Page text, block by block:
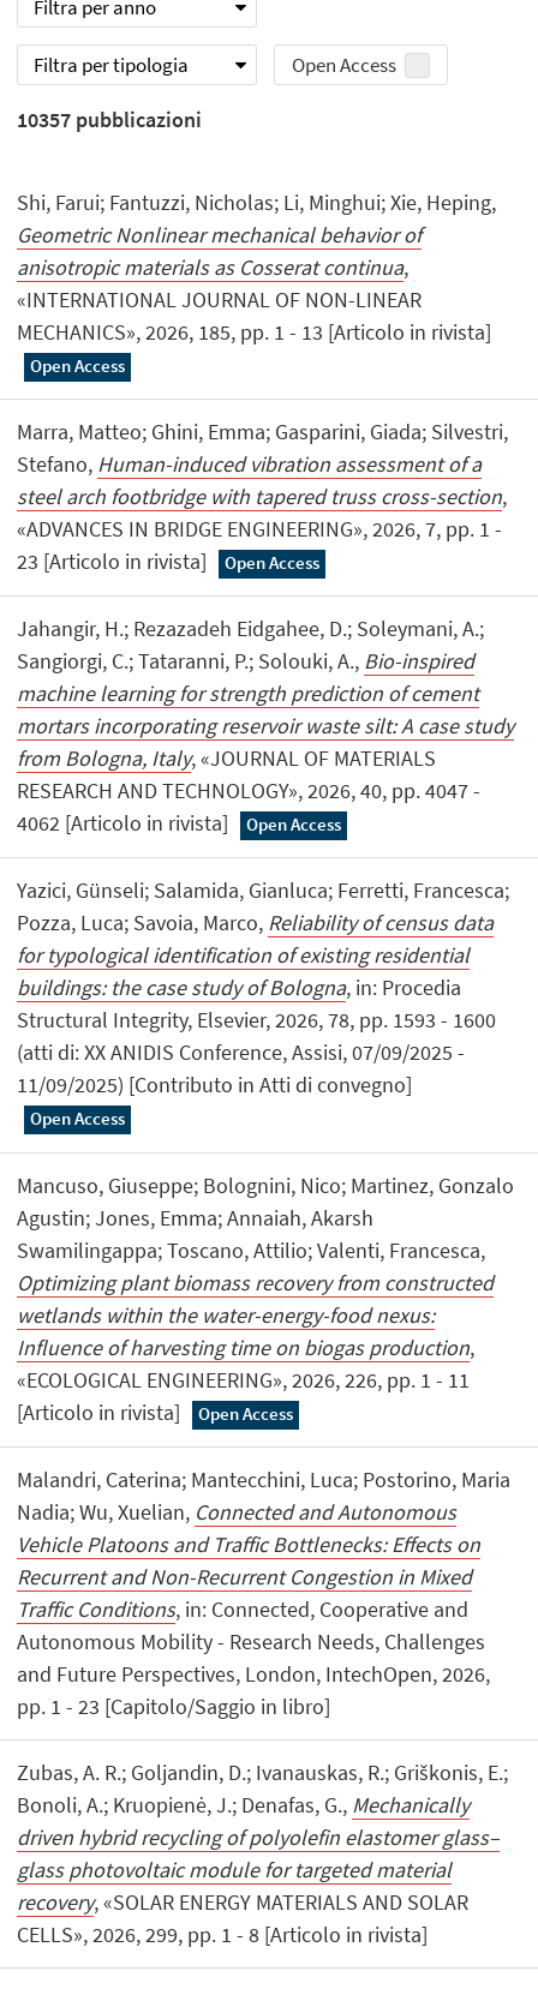
Filtra per anno
Filtra per tipologia Open Access
10357 pubblicazioni
Shi, Farui; Fantuzzi, Nicholas; Li, Minghui; Xie, Heping,
Geometric Nonlinear mechanical behavior of
anisotropic materials as Cosserat continua,
«INTERNATIONAL JOURNAL OF NON-LINEAR
MECHANICS», 2026, 185, pp. 1 - 13 [Articolo in rivista]
Open Access
Marra, Matteo; Ghini, Emma; Gasparini, Giada; Silvestri,
Stefano, Human-induced vibration assessment of a
steel arch footbridge with tapered truss cross-section,
«ADVANCES IN BRIDGE ENGINEERING», 2026, 7, pp. 1 -
23 [Articolo in rivista]
Open Access
Jahangir, H.; Rezazadeh Eidgahee, D.; Soleymani, A.;
Sangiorgi, C.; Tataranni, P.; Solouki, A., Bio-inspired
machine learning for strength prediction of cement
mortars incorporating reservoir waste silt: A case study
from Bologna, Italy, «JOURNAL OF MATERIALS
RESEARCH AND TECHNOLOGY», 2026, 40, pp. 4047 -
4062 [Articolo in rivista]
Open Access
Yazici, Günseli; Salamida, Gianluca; Ferretti, Francesca;
Pozza, Luca; Savoia, Marco, Reliability of census data
for typological identification of existing residential
buildings: the case study of Bologna, in: Procedia
Structural Integrity, Elsevier, 2026, 78, pp. 1593 - 1600
(atti di: XX ANIDIS Conference, Assisi, 07/09/2025 -
11/09/2025) [Contributo in Atti di convegno]
Open Access
Mancuso, Giuseppe; Bolognini, Nico; Martinez, Gonzalo
Agustin; Jones, Emma; Annaiah, Akarsh
Swamilingappa; Toscano, Attilio; Valenti, Francesca,
Optimizing plant biomass recovery from constructed
wetlands within the water-energy-food nexus:
Influence of harvesting time on biogas production,
«ECOLOGICAL ENGINEERING», 2026, 226, pp. 1 - 11
[Articolo in rivista]
Open Access
Malandri, Caterina; Mantecchini, Luca; Postorino, Maria
Nadia; Wu, Xuelian, Connected and Autonomous
Vehicle Platoons and Traffic Bottlenecks: Effects on
Recurrent and Non-Recurrent Congestion in Mixed
Traffic Conditions, in: Connected, Cooperative and
Autonomous Mobility - Research Needs, Challenges
and Future Perspectives, London, IntechOpen, 2026,
pp. 1 - 23 [Capitolo/Saggio in libro]
Zubas, A. R.; Goljandin, D.; Ivanauskas, R.; Griškonis, E.;
Bonoli, A.; Kruopienė, J.; Denafas, G., Mechanically
driven hybrid recycling of polyolefin elastomer glass–
glass photovoltaic module for targeted material
recovery, «SOLAR ENERGY MATERIALS AND SOLAR
CELLS», 2026, 299, pp. 1 - 8 [Articolo in rivista]